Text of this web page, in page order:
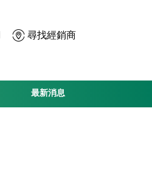
尋找經銷商
最新消息